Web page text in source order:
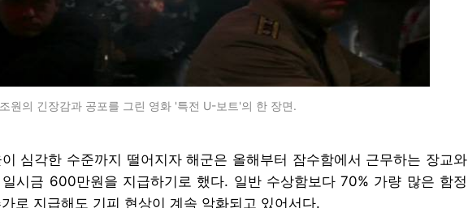
원의 긴장감과 공포를 그린 영화 '특전 U-보트'의 한 장면.
심각한 수준까지 떨어지자 해군은 올해부터 잠수함에서 근무하는 장교와
일시금 600만원을 지급하기로 했다. 일반 수상함보다 70% 가량 많은 함정
로 지급해도 기피 현상이 계속 악화되고 있어서다.